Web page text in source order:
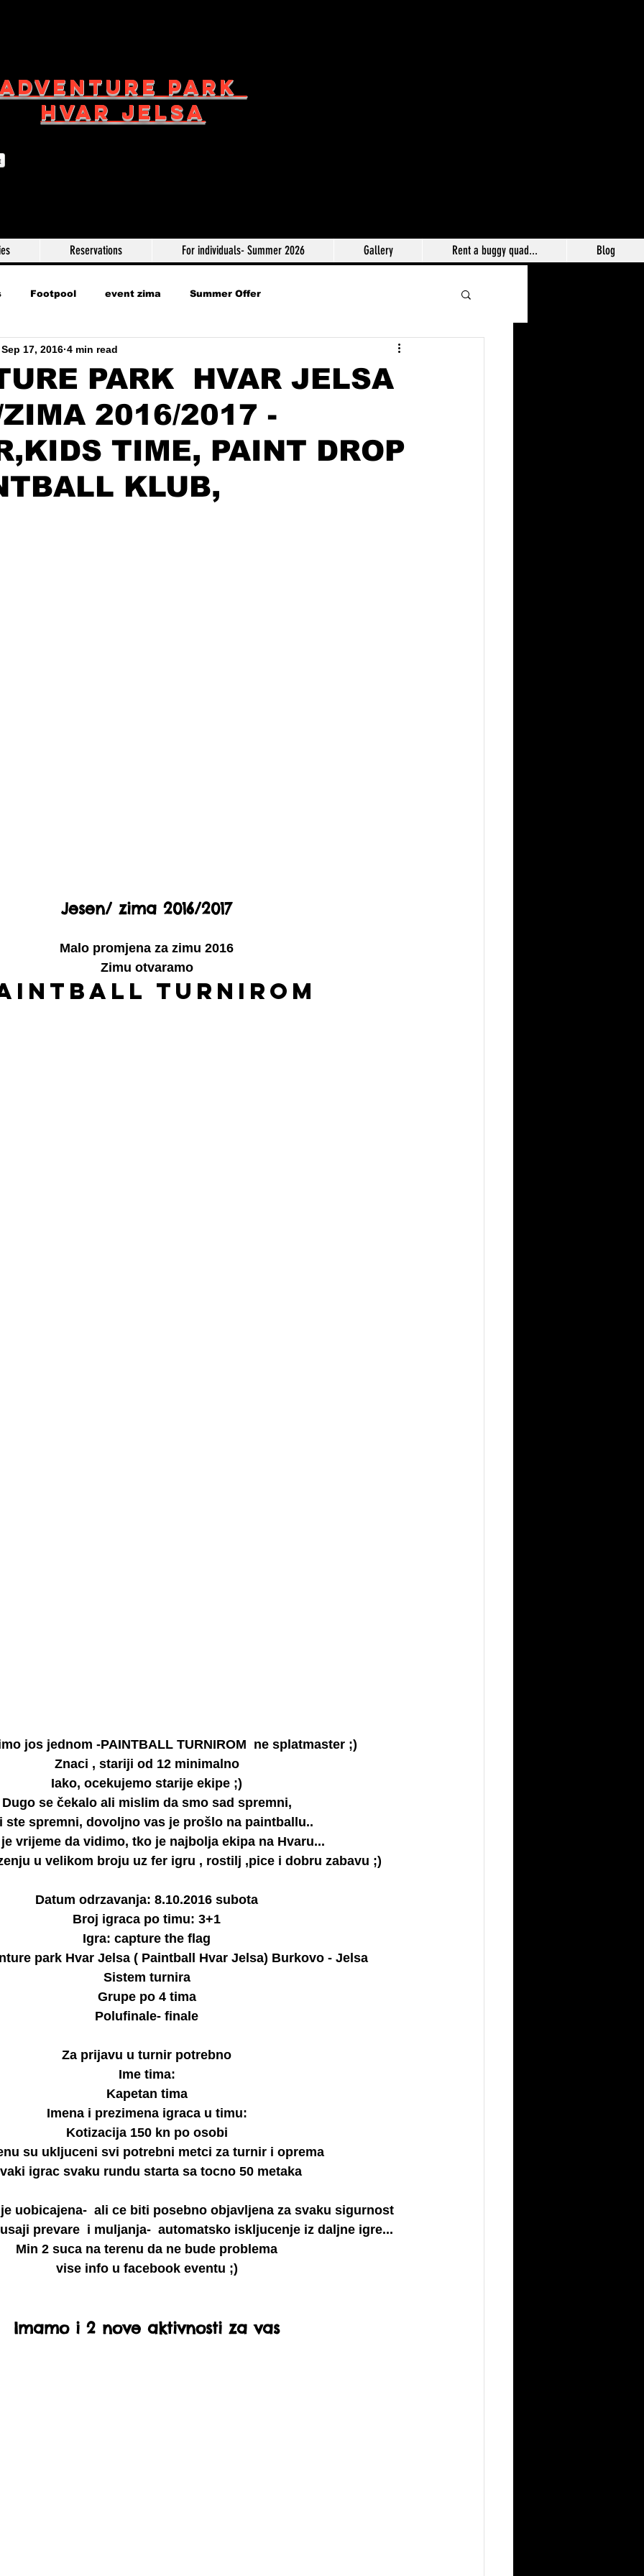
PARK
HVAR JELSA
Reservations For individuals- Summer 2026 Gallery Rent a buggy quad... Blog
Footpool event zima Summer Offer
PARK HVAR JELSA
2016/2017 -
TIME, PAINT DROP
KLUB,
Sep 17, 2016 4 min read
Jesen/ zima 2016/2017
Malo promjena za zimu 2016
Zimu otvaramo
turnirom
jos jednom -PAINTBALL TURNIROM  ne splatmaster ;)
Znaci , stariji od 12 minimalno
Iako, ocekujemo starije ekipe ;)
Dugo se čekalo ali mislim da smo sad spremni,
ste spremni, dovoljno vas je prošlo na paintballu..
vrijeme da vidimo, tko je najbolja ekipa na Hvaru...
u velikom broju uz fer igru , rostilj ,pice i dobru zabavu ;)
Datum odrzavanja: 8.10.2016 subota
Broj igraca po timu: 3+1
Igra: capture the flag
park Hvar Jelsa ( Paintball Hvar Jelsa) Burkovo - Jelsa
Sistem turnira
Grupe po 4 tima
Polufinale- finale
Za prijavu u turnir potrebno
Ime tima:
Kapetan tima
Imena i prezimena igraca u timu:
Kotizacija 150 kn po osobi
su ukljuceni svi potrebni metci za turnir i oprema
igrac svaku rundu starta sa tocno 50 metaka
uobicajena-  ali ce biti posebno objavljena za svaku sigurnost
prevare  i muljanja-  automatsko iskljucenje iz daljne igre...
Min 2 suca na terenu da ne bude problema
vise info u facebook eventu ;)
Imamo i 2 nove aktivnosti za vas